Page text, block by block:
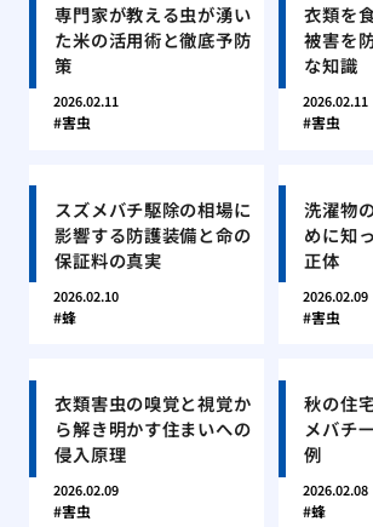
専門家が教える虫が湧い
た米の活用術と徹底予防
策
2026.02.11
害虫
衣類を
被害を
な知識
2026.02.11
害虫
スズメバチ駆除の相場に
影響する防護装備と命の
保証料の真実
2026.02.10
蜂
洗濯物
めに知
正体
2026.02.09
害虫
衣類害虫の嗅覚と視覚か
ら解き明かす住まいへの
侵入原理
2026.02.09
害虫
秋の住
メバチ
例
2026.02.08
蜂